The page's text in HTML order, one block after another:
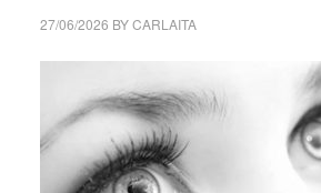
27/06/2026 BYCARLAITA